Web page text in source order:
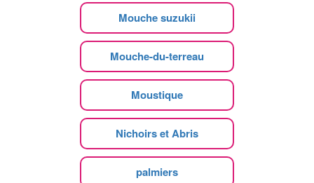
Mouche suzukii
Mouche-du-terreau
Moustique
Nichoirs et Abris
palmiers